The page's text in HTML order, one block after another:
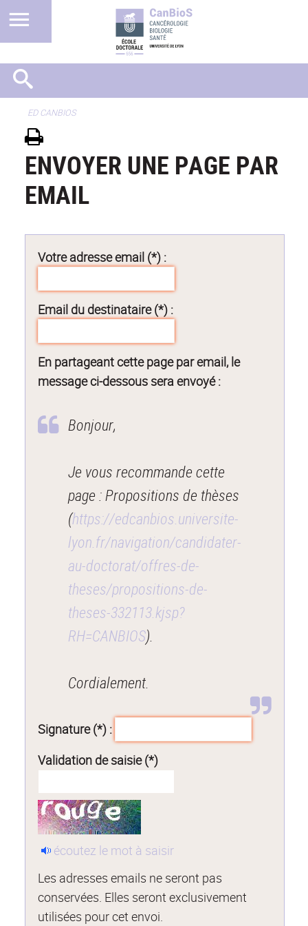
ED CANBIOS
ENVOYER UNE PAGE PAR
EMAIL
Votre adresse email (*) :
Email du destinataire (*) :
En partageant cette page par email, le
message ci-dessous sera envoyé :
Bonjour,
Je vous recommande cette
page : Propositions de thèses
(https://edcanbios.universite-
lyon.fr/navigation/candidater-
au-doctorat/offres-de-
theses/propositions-de-
theses-332113.kjsp?
RH=CANBIOS).
Cordialement.
Signature (*) :
Validation de saisie (*)
écoutez le mot à saisir
Les adresses emails ne seront pas
conservées. Elles seront exclusivement
utilisées pour cet envoi.